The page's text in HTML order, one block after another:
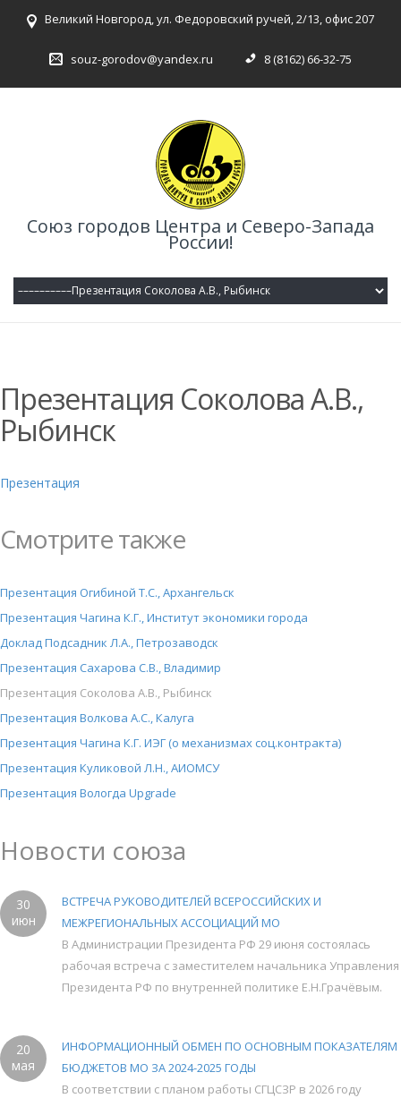
Великий Новгород, ул. Федоровский ручей, 2/13, офис 207
souz-gorodov@yandex.ru 8 (8162) 66-32-75
Союз городов Центра и Северо-Запада
России!
Презентация Соколова А.В.,
Рыбинск
Презентация
Смотрите также
Презентация Огибиной Т.С., Архангельск
Презентация Чагина К.Г., Институт экономики города
Доклад Подсадник Л.А., Петрозаводск
Презентация Сахарова С.В., Владимир
Презентация Соколова А.В., Рыбинск
Презентация Волкова А.С., Калуга
Презентация Чагина К.Г. ИЭГ (о механизмах соц.контракта)
Презентация Куликовой Л.Н., АИОМСУ
Презентация Вологда Upgrade
Новости союза
30
июн
ВСТРЕЧА РУКОВОДИТЕЛЕЙ ВСЕРОССИЙСКИХ И
МЕЖРЕГИОНАЛЬНЫХ АССОЦИАЦИЙ МО
В Администрации Президента РФ 29 июня состоялась
рабочая встреча с заместителем начальника Управления
Президента РФ по внутренней политике Е.Н.Грачёвым.
20
мая
ИНФОРМАЦИОННЫЙ ОБМЕН ПО ОСНОВНЫМ ПОКАЗАТЕЛЯМ
БЮДЖЕТОВ МО ЗА 2024-2025 ГОДЫ
В соответствии с планом работы СГЦСЗР в 2026 году